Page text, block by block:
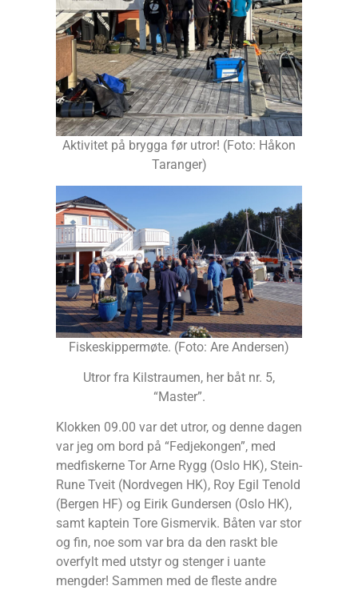
Aktivitet på brygga før utror! (Foto: Håkon
Taranger)
Fiskeskippermøte. (Foto: Are Andersen)
Utror fra Kilstraumen, her båt nr. 5,
“Master”.
Klokken 09.00 var det utror, og denne dagen
var jeg om bord på “Fedjekongen”, med
medfiskerne Tor Arne Rygg (Oslo HK), Stein-
Rune Tveit (Nordvegen HK), Roy Egil Tenold
(Bergen HF) og Eirik Gundersen (Oslo HK),
samt kaptein Tore Gismervik. Båten var stor
og fin, noe som var bra da den raskt ble
overfylt med utstyr og stenger i uante
mengder! Sammen med de fleste andre